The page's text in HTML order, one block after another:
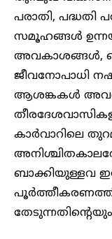
പരാതി, പദ്ധതി
സമൂഹങ്ങൾ
അവകാശങ്ങൾ,
ജീവനോപാധി
ആശങ്കകൾ
കാർവാറിലെ
ബാക്കിയുള്ളവ